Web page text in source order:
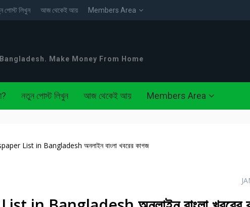
পোস্ট লিখুন আজ থেকেই আয় Members Area
Make Money From Home
নতুন পোস্ট লিখুন আজ থেকেই আয় Members Area
List in Bangladesh অনলাইন বাংলা খবরের কাগজ